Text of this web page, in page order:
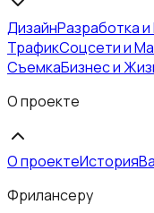
ДизайнРазработка
ТрафикСоцсети и
СъемкаБизнес и
О проекте
О проектеИстория
Фрилансеру